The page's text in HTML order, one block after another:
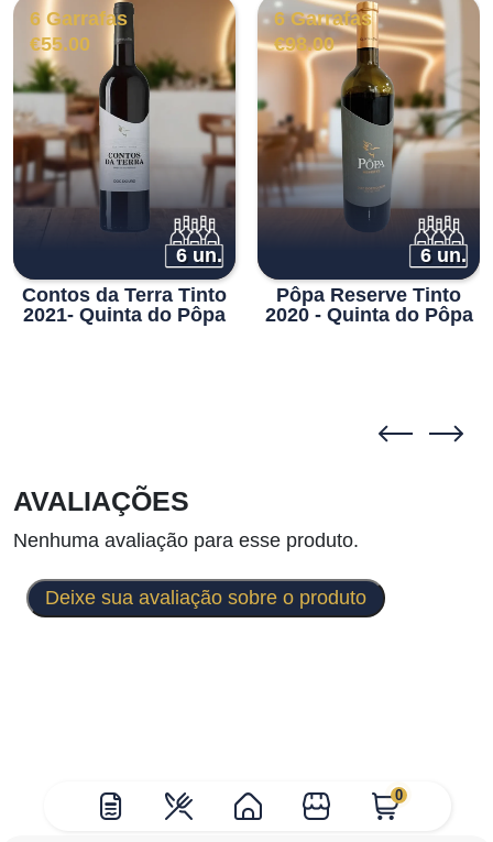
0
6 Garrafas
€55.00
6 un.
Contos da Terra Tinto
2021- Quinta do Pôpa
6 Garrafas
€98.00
6 un.
Pôpa Reserve Tinto
2020 - Quinta do Pôpa
AVALIAÇÕES
Nenhuma avaliação para esse produto.
Deixe sua avaliação sobre o produto